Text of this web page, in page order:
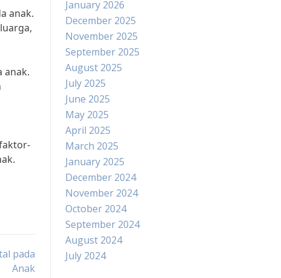
anak.
anak.
pada
Anak
January 2026
December 2025
November 2025
September 2025
August 2025
July 2025
June 2025
May 2025
April 2025
March 2025
January 2025
December 2024
November 2024
October 2024
September 2024
August 2024
July 2024